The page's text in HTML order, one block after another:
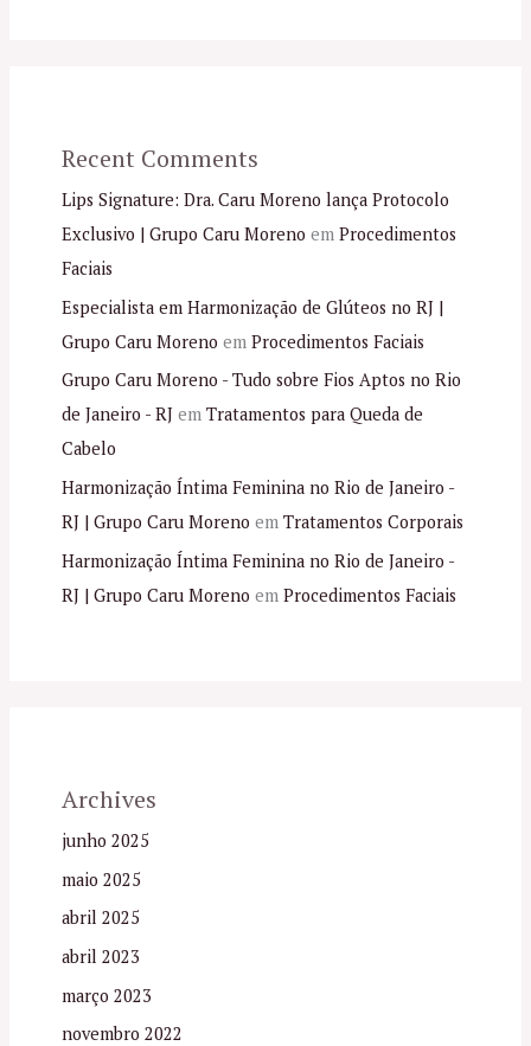
Recent Comments
Lips Signature: Dra. Caru Moreno lança Protocolo
Exclusivo | Grupo Caru Moreno em Procedimentos
Faciais
Especialista em Harmonização de Glúteos no RJ |
Grupo Caru Moreno em Procedimentos Faciais
Grupo Caru Moreno - Tudo sobre Fios Aptos no Rio
de Janeiro - RJem Tratamentos para Queda de
Cabelo
Harmonização Íntima Feminina no Rio de Janeiro -
RJ | Grupo Caru Moreno em Tratamentos Corporais
Harmonização Íntima Feminina no Rio de Janeiro -
RJ | Grupo Caru Moreno em Procedimentos Faciais
Archives
junho 2025
maio 2025
abril 2025
abril 2023
março 2023
novembro 2022